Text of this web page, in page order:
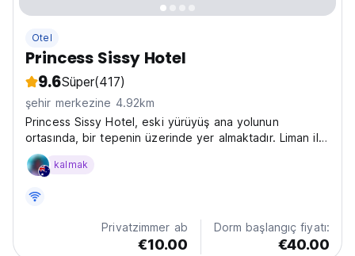
Otel
Princess Sissy Hotel
9.6Süper(417)
şehir merkezine 4.92km
Princess Sissy Hotel, eski yürüyüş ana yolunun
ortasında, bir tepenin üzerinde yer almaktadır. Liman ile
Chora'yı (Ios köyü) birbirine bağlayan basamaklarla
plaja sadece 300 metre uzaklıktadır.
kalmak
Privatzimmer ab
€10.00
Dorm başlangıç fiyatı:
€40.00